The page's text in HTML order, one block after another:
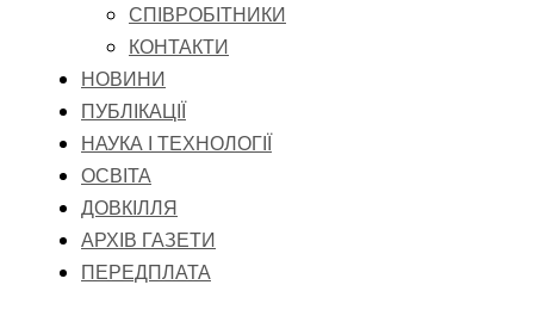
СПІВРОБІТНИКИ
КОНТАКТИ
НОВИНИ
ПУБЛІКАЦІЇ
НАУКА І ТЕХНОЛОГІЇ
ОСВІТА
ДОВКІЛЛЯ
АРХІВ ГАЗЕТИ
ПЕРЕДПЛАТА